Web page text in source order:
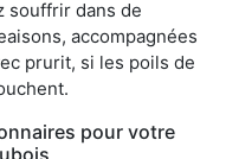
souffrir dans de
accompagnées
prurit, si les poils de
pour votre